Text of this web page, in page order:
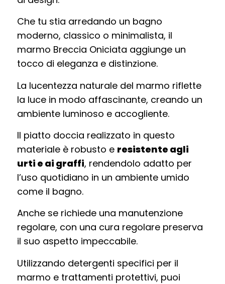
Che tu stia arredando un bagno
moderno, classico o minimalista, il
marmo Breccia Oniciata aggiunge un
tocco di eleganza e distinzione.
La lucentezza naturale del marmo riflette
la luce in modo affascinante, creando un
ambiente luminoso e accogliente.
Il piatto doccia realizzato in questo
materiale è robusto e resistente agli
urti e ai graffi, rendendolo adatto per
l’uso quotidiano in un ambiente umido
come il bagno.
Anche se richiede una manutenzione
regolare, con una cura regolare preserva
il suo aspetto impeccabile.
Utilizzando detergenti specifici per il
marmo e trattamenti protettivi, puoi